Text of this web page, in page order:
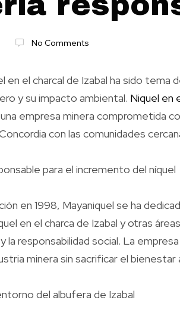
No Comments
en el charcal de Izabal ha sido tema
y su impacto ambiental. Niquel en
empresa minera comprometida
con las comunidades
para el incremento del níquel
en 1998, Mayaniquel se ha
en el charca de Izabal y otras
la responsabilidad social. La
minera sin sacrificar el bienestar
del albufera de Izabal